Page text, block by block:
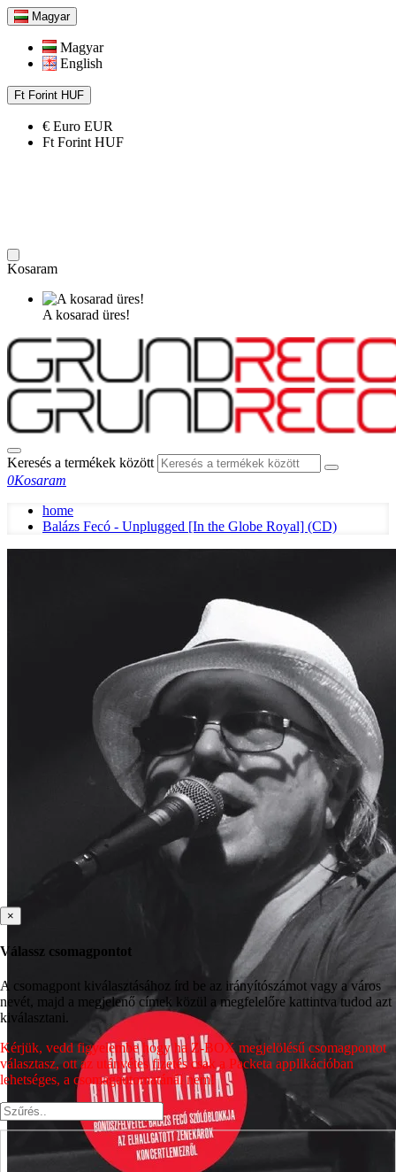
Magyar
Magyar
English
Ft Forint HUF
€ Euro EUR
Ft Forint HUF
Kosaram
A kosarad üres!
Keresés a termékek között
0Kosaram
home
Balázs Fecó - Unplugged [In the Globe Royal] (CD)
×
Válassz csomagpontot
A csomagpont kiválasztásához írd be az irányítószámot vagy a város
nevét, majd a megjelenő címek közül a megfelelőre kattintva tudod azt
kiválasztani.
Kérjük, vedd figyelembe hogy ha Z-BOX megjelölésű csomagpontot
választasz, ott az utánvétes fizetés csak a Packeta applikációban
lehetséges, a csomagautomatánál nem!